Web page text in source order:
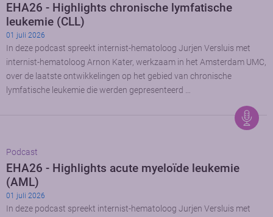
EHA26 - Highlights chronische lymfatische
leukemie (CLL)
01 juli 2026
In deze podcast spreekt internist-hematoloog Jurjen Versluis met
internist-hematoloog Arnon Kater, werkzaam in het Amsterdam UMC,
over de laatste ontwikkelingen op het gebied van chronische
lymfatische leukemie die werden gepresenteerd …
Podcast
EHA26 - Highlights acute myeloïde leukemie
(AML)
01 juli 2026
In deze podcast spreekt internist-hematoloog Jurjen Versluis met